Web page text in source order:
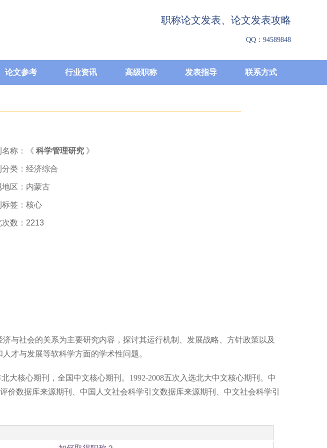
职称论文发表、论文发表攻略
QQ：94589848
论文参考 行业资讯 高级职称 发表指导 联系方式
名称：《 科学管理研究 》
分类：经济综合
地区：内蒙古
标签：核心
次数：2213
与社会的关系为主要研究内容，探讨其运行机制、发展战略、方针政策以及
才与发展等软科学方面的学术性问题。
大核心期刊，全国中文核心期刊。1992-2008五次入选北大中文核心期刊。中
价数据库来源期刊、中国人文社会科学引文数据库来源期刊、中文社会科学引